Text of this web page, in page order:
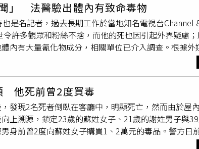
，嚴正回應，絕不退讓。除該起衝撞員警之重大緝毒
」，動員警力共計546名，於全市設置78處路檢點，
原則，全力攔查可疑人車，執法成果顯著，包括查獲
件16件，毒駕違規舉發14件。
。專案小組展開地毯式搜索，於案發不到一小時內在
於21日凌晨4時31分在五股區攔獲許姓共犯。警方調
中搜出海洛因5包（79.7公克）、安非他命5包（
將持續溯源追查該批大量毒品來源，並盡快將蘇男逮
務期間，發生員警攔查毒品案件時遭嫌犯衝撞受傷情
之犯罪行為，絕不容忍，新北警將以「強勢執法」正
，新北市警局局同步啟動全市「加強防制酒（毒）後
持「不放過任何一輛毒車、不漏掉任何一名毒販」
酒駕公共危險案件10件，酒駕違規舉發13件，以及毒
量，有害健康，未滿18歲請勿飲酒。
」 法醫驗出體內有致命毒物
是名記者，過去長期工作於當地知名電視台Channel
許多觀眾和粉絲不捨，而他的死也因引起外界疑慮
內有大量氰化物成分，相關單位已介入調查。根據外
月底突然沒到電視台上班，之後才被發現已經陳屍
節目，一切都看似正常。警方看過現場沒打鬥痕跡，
的進展，法醫在他的體內檢驗出含有大量氰化物成分
分享的貼文
過情緒低落的貼文，像是「不要傷害善良的人，他可
是不是就不該相愛？」等，不過沒多久納塔武社群上
還家屬一個公道。12月5日，泰國公共衛生部長助理
，我們懷疑死因」，並提出三大疑問：納塔武是否因
他死前曾2度買毒
發現2名死者倒臥在客廳中，明顯死亡，然而由於屋
上溯源，鎖定23歲的蘇姓女子、21歲的謝姓男子與
身前曾2度向蘇姓女子購買1、2萬元的毒品。警方日
男則為5萬元與20萬元交保。回顧整起案件，37歲的